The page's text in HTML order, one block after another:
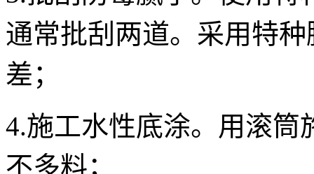
通常批刮两道。采用特
差；
4.施工水性底涂。用滚筒
不多料；